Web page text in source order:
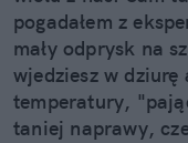
pogadałem z
mały odprysk na
wjedziesz w
temperatury,
taniej naprawy,